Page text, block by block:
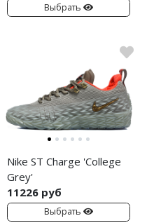
Выбрать
Nike ST Charge 'College
Grey'
11226 руб
Выбрать